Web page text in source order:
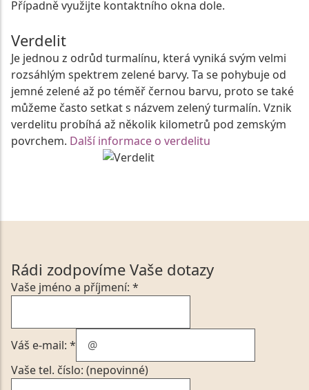
Případně využijte kontaktního okna dole.
Verdelit
Je jednou z odrůd turmalínu, která vyniká svým velmi
rozsáhlým spektrem zelené barvy. Ta se pohybuje od
jemné zelené až po téměř černou barvu, proto se také
můžeme často setkat s názvem zelený turmalín. Vznik
verdelitu probíhá až několik kilometrů pod zemským
povrchem. Další informace o verdelitu
Rádi zodpovíme Vaše dotazy
Vaše jméno a příjmení: *
Váš e-mail: *
Vaše tel. číslo: (nepovinné)